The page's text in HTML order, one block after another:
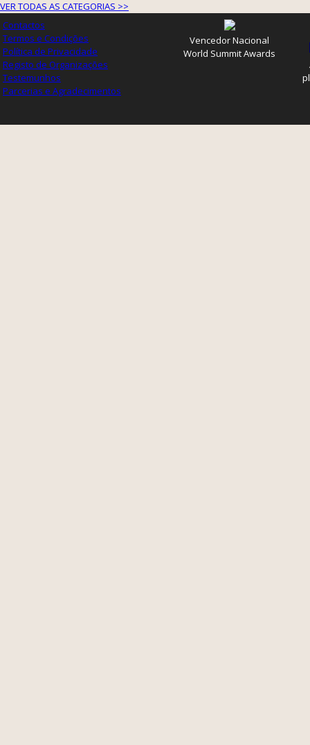
VER TODAS AS CATEGORIAS >>
Contactos
Termos e Condições
Política de Privacidade
Registo de Organizações
Testemunhos
Parcerias e Agradecimentos
Vencedor Nacional
World Summit Awards